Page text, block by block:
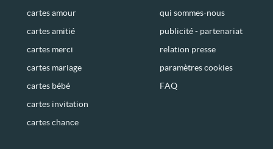
cartes amour
cartes amitié
cartes merci
cartes mariage
cartes bébé
cartes invitation
cartes chance
qui sommes-nous
publicité - partenariat
relation presse
paramètres cookies
FAQ